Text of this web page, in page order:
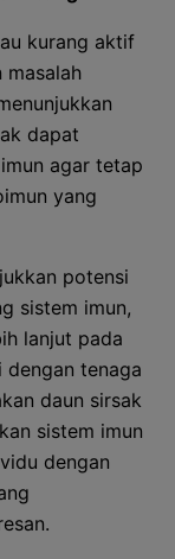
kurang aktif
masalah
dapat
agar tetap
yang
potensi
sistem imun,
lanjut pada
dengan tenaga
daun sirsak
sistem imun
dengan